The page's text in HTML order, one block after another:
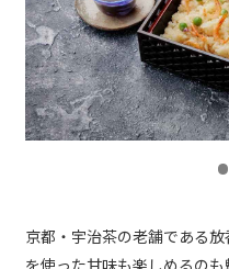
京都・宇治茶の老舗である
を使った甘味も楽しめるの